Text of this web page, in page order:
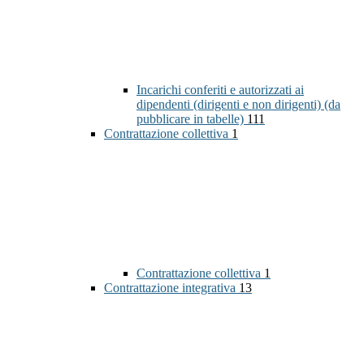
Incarichi conferiti e autorizzati ai
dipendenti (dirigenti e non dirigenti) (da
pubblicare in tabelle) 111
Contrattazione collettiva 1
Contrattazione collettiva 1
Contrattazione integrativa 13